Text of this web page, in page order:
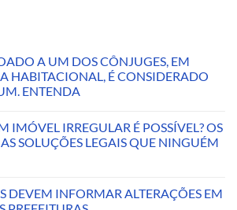
A UM DOS CÔNJUGES, EM
HABITACIONAL, É CONSIDERADO
ENTENDA
IMÓVEL IRREGULAR É POSSÍVEL? OS
AS SOLUÇÕES LEGAIS QUE NINGUÉM
DEVEM INFORMAR ALTERAÇÕES EM